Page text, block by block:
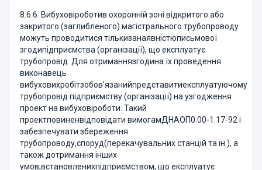
8.6.6. Вибуховіроботив охоронній зоні відкритого або
закритого (заглибленого) магістрального трубопроводу
можуть проводитися тількизанаявністюписьмової
згодипідприємства (організації), що експлуатує
трубопровід. Для отриманнязгодина їх проведення
виконавець
вибуховихробітзобов'язанийпредставитиексплуатуючому
трубопровід підприємству (організації) на узгодження
проект на вибуховіроботи. Такий
проектповиненвідповідати вимогамДНАОП0.00-1.17-92 і
забезпечувати збереження
трубопроводу,споруд(перекачувальних станцій та ін.), а
також дотримання інших
умов,встановленихпідприємством, що експлуатує